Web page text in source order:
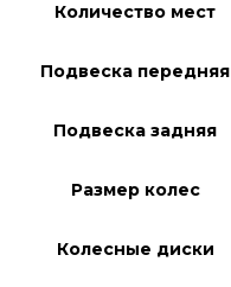
Количество мест
Подвеска передняя
Подвеска задняя
Размер колес
Колесные диски